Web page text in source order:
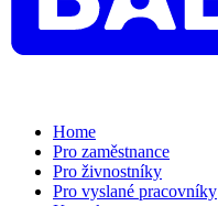
Home
Pro zaměstnance
Pro živnostníky
Pro vyslané pracovníky